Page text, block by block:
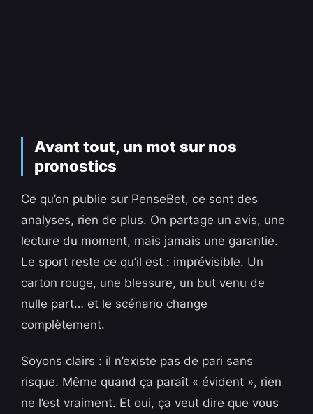
Avant tout, un mot sur nos
pronostics
Ce qu’on publie sur PenseBet, ce sont des
analyses, rien de plus. On partage un avis, une
lecture du moment, mais jamais une garantie.
Le sport reste ce qu’il est : imprévisible. Un
carton rouge, une blessure, un but venu de
nulle part… et le scénario change
complètement.
Soyons clairs : il n’existe pas de pari sans
risque. Même quand ça paraît « évident », rien
ne l’est vraiment. Et oui, ça veut dire que vous